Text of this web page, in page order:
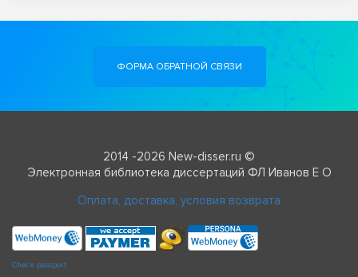
ФОРМА ОБРАТНОЙ СВЯЗИ
2014 -2026 New-disser.ru ©
Электронная библиотека диссертаций ФЛ Иванов Е О
Оплата, доставка, условия возврата
Check passport